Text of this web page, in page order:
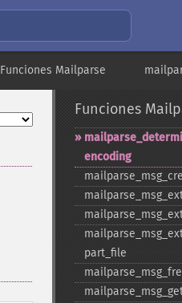
Mailparse
Funciones
encoding
part_​file